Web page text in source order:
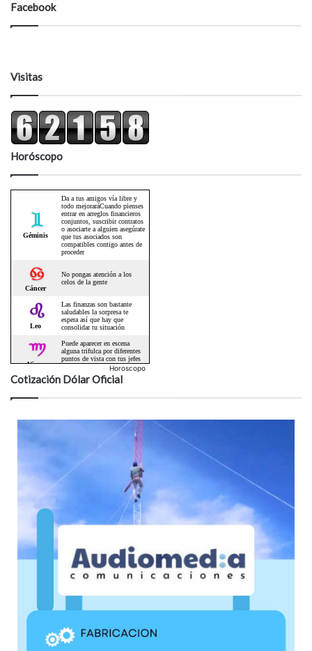
Facebook
Visitas
Horóscopo
Horoscopo
Cotización Dólar Oficial